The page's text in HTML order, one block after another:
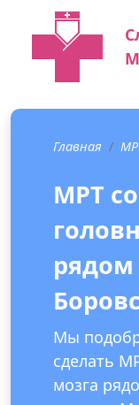
Главная
МРТ
рядом
Мы
сделать
мозга